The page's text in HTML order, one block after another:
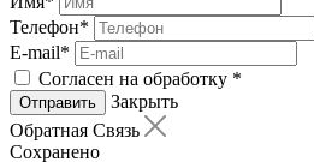
Телефон*
E-mail*
Согласен на обработку *
Отправить
Закрыть
Обратная Связь
Сохранено